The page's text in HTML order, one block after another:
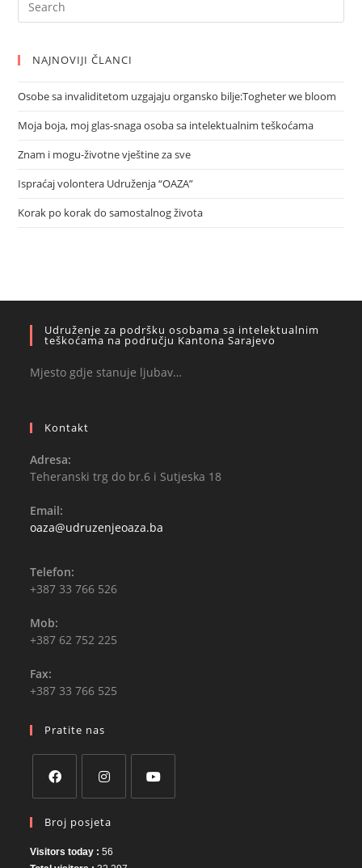
NAJNOVIJI ČLANCI
Osobe sa invaliditetom uzgajaju organsko bilje:Togheter we bloom
Moja boja, moj glas-snaga osoba sa intelektualnim teškoćama
Znam i mogu-životne vještine za sve
Ispraćaj volontera Udruženja “OAZA”
Korak po korak do samostalnog života
Udruženje za podršku osobama sa intelektualnim
teškoćama na području Kantona Sarajevo
Mjesto gdje stanuje ljubav…
Kontakt
Adresa:
Teheranski trg do br.6 i Sutjeska 18
Email:
oaza@udruzenjeoaza.ba
Telefon:
+387 33 766 526
Mob:
+387 62 752 225
Fax:
+387 33 766 525
Pratite nas
in
a
in
a
Broj posjeta
Visitors today :56